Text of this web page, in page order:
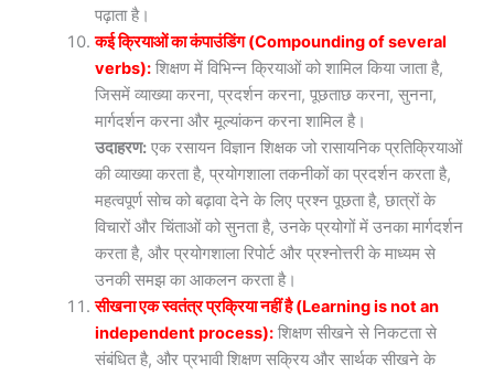
पढ़ाता है।
कई क्रियाओं का कंपाउंडिंग (Compounding of several
verbs): शिक्षण में विभिन्न क्रियाओं को शामिल किया जाता है,
जिसमें व्याख्या करना, प्रदर्शन करना, पूछताछ करना, सुनना,
मार्गदर्शन करना और मूल्यांकन करना शामिल है।
उदाहरण: एक रसायन विज्ञान शिक्षक जो रासायनिक प्रतिक्रियाओं
की व्याख्या करता है, प्रयोगशाला तकनीकों का प्रदर्शन करता है,
महत्वपूर्ण सोच को बढ़ावा देने के लिए प्रश्न पूछता है, छात्रों के
विचारों और चिंताओं को सुनता है, उनके प्रयोगों में उनका मार्गदर्शन
करता है, और प्रयोगशाला रिपोर्ट और प्रश्नोत्तरी के माध्यम से
उनकी समझ का आकलन करता है।
सीखना एक स्वतंत्र प्रक्रिया नहीं है (Learning is not an
independent process): शिक्षण सीखने से निकटता से
संबंधित है, और प्रभावी शिक्षण सक्रिय और सार्थक सीखने के